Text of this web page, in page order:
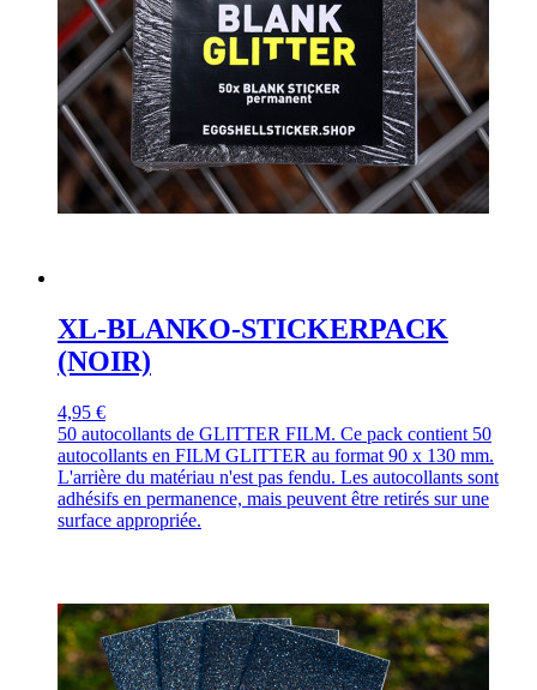
XL-BLANKO-STICKERPACK
(NOIR)
4,95 €
50 autocollants de GLITTER FILM. Ce pack contient 50
autocollants en FILM GLITTER au format 90 x 130 mm.
L'arrière du matériau n'est pas fendu. Les autocollants sont
adhésifs en permanence, mais peuvent être retirés sur une
surface appropriée.